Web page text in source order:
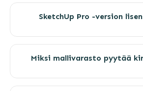
SketchUp Pro -version
Miksi mallivarasto pyytää